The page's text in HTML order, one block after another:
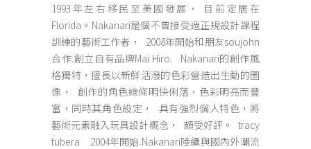
1993年左右移民至美國發展， 目前定居在
Florida。Nakanari是個不曾接受過正規設計課程
訓練的藝術工作者， 2008年開始和朋友soujohn
合作.創立自有品牌Mai Hiro. Nakanari的創作風
格獨特，擅長以新鮮活潑的色彩營造出生動的圖
像， 創作的角色線條明快俐落，色彩明亮而豐
富，同時其角色設定， 具有強烈個人特色，將
藝術元素融入玩具設計概念， 頗受好評。 tracy
tubera 2004年開始.Nakanari陸續與國內外潮流